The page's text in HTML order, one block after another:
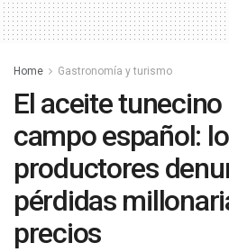
Home Gastronomía y turismo
El aceite
campo español:
productores
pérdidas
precios